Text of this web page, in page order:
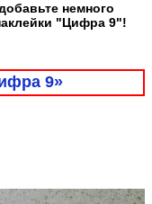
немного
"Цифра 9"!
9»